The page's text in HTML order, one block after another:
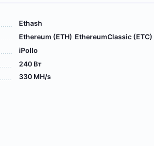
Ethash
Ethereum (ETH) EthereumClassic (ETC)
iPollo
240 Вт
330 MH/s